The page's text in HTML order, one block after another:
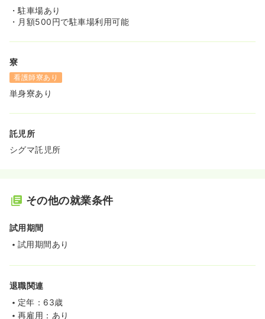
・駐車場あり
・月額500円で駐車場利用可能
寮
看護師寮あり
単身寮あり
託児所
シグマ託児所
その他の就業条件
試用期間
試用期間あり
退職関連
定年：63歳
再雇用：あり